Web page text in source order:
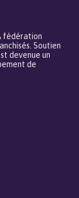
fédération
Soutien
devenue un
de